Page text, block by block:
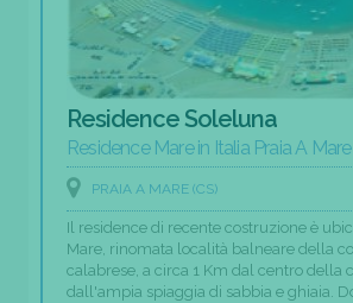
Residence Soleluna
Residence Mare in Italia Praia A Mare
PRAIA A MARE (CS)
Il residence di recente costruzione è
Mare, rinomata località balneare della
calabrese, a circa 1 Km dal centro della
dall'ampia spiaggia di sabbia e ghiaia.